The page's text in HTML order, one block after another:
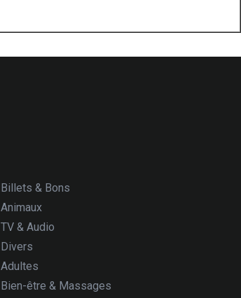
Billets & Bons
Animaux
TV & Audio
Divers
Adultes
Bien-être & Massages